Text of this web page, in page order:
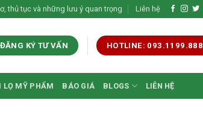
thủ tục và những lưu ý quan trọng Liên hệ
ĐĂNG KÝ TƯ VẤN HOTLINE: 093.1199.888
LỌ MỸ PHẨM BÁO GIÁ BLOGS LIÊN HỆ